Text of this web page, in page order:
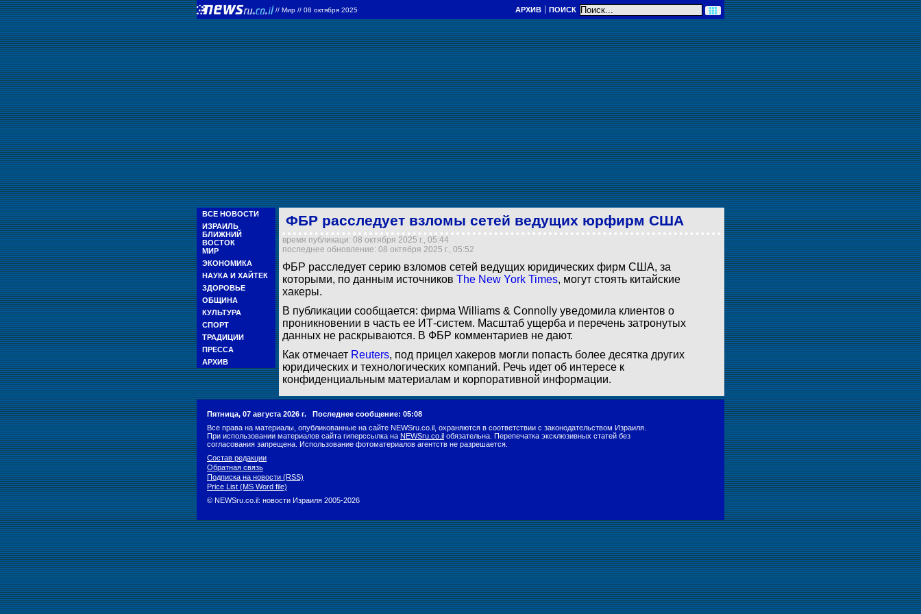
// Мир // 08 октября 2025 АРХИВ ПОИСК
ВСЕ НОВОСТИ
ИЗРАИЛЬ
БЛИЖНИЙ
ВОСТОК
МИР
ЭКОНОМИКА
НАУКА И ХАЙТЕК
ЗДОРОВЬЕ
ОБЩИНА
КУЛЬТУРА
СПОРТ
ТРАДИЦИИ
ПРЕССА
АРХИВ
ФБР расследует взломы сетей ведущих юрфирм США
время публикаци: 08 октября 2025 г., 05:44
последнее обновление: 08 октября 2025 г., 05:52
ФБР расследует серию взломов сетей ведущих юридических фирм США, за
которыми, по данным источников The New York Times, могут стоять китайские
хакеры.
В публикации сообщается: фирма Williams & Connolly уведомила клиентов о
проникновении в часть ее ИТ-систем. Масштаб ущерба и перечень затронутых
данных не раскрываются. В ФБР комментариев не дают.
Как отмечает Reuters, под прицел хакеров могли попасть более десятка других
юридических и технологических компаний. Речь идет об интересе к
конфиденциальным материалам и корпоративной информации.
Пятница, 07 августа 2026 г. Последнее сообщение: 05:08
Все права на материалы, опубликованные на сайте NEWSru.co.il, охраняются в соответствии с законодательством Израиля.
При использовании материалов сайта гиперссылка на NEWSru.co.il обязательна. Перепечатка эксклюзивных статей без
согласования запрещена. Использование фотоматериалов агентств не разрешается.
Состав редакции
Обратная связь
Подписка на новости (RSS)
Price List (MS Word file)
© NEWSru.co.il: новости Израиля 2005-2026